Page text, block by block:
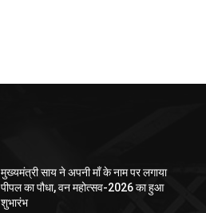
मुख्यमंत्री साय ने अपनी माँ के नाम पर लगाया
पीपल का पौधा, वन महोत्सव-2026 का हुआ
शुभारंभ